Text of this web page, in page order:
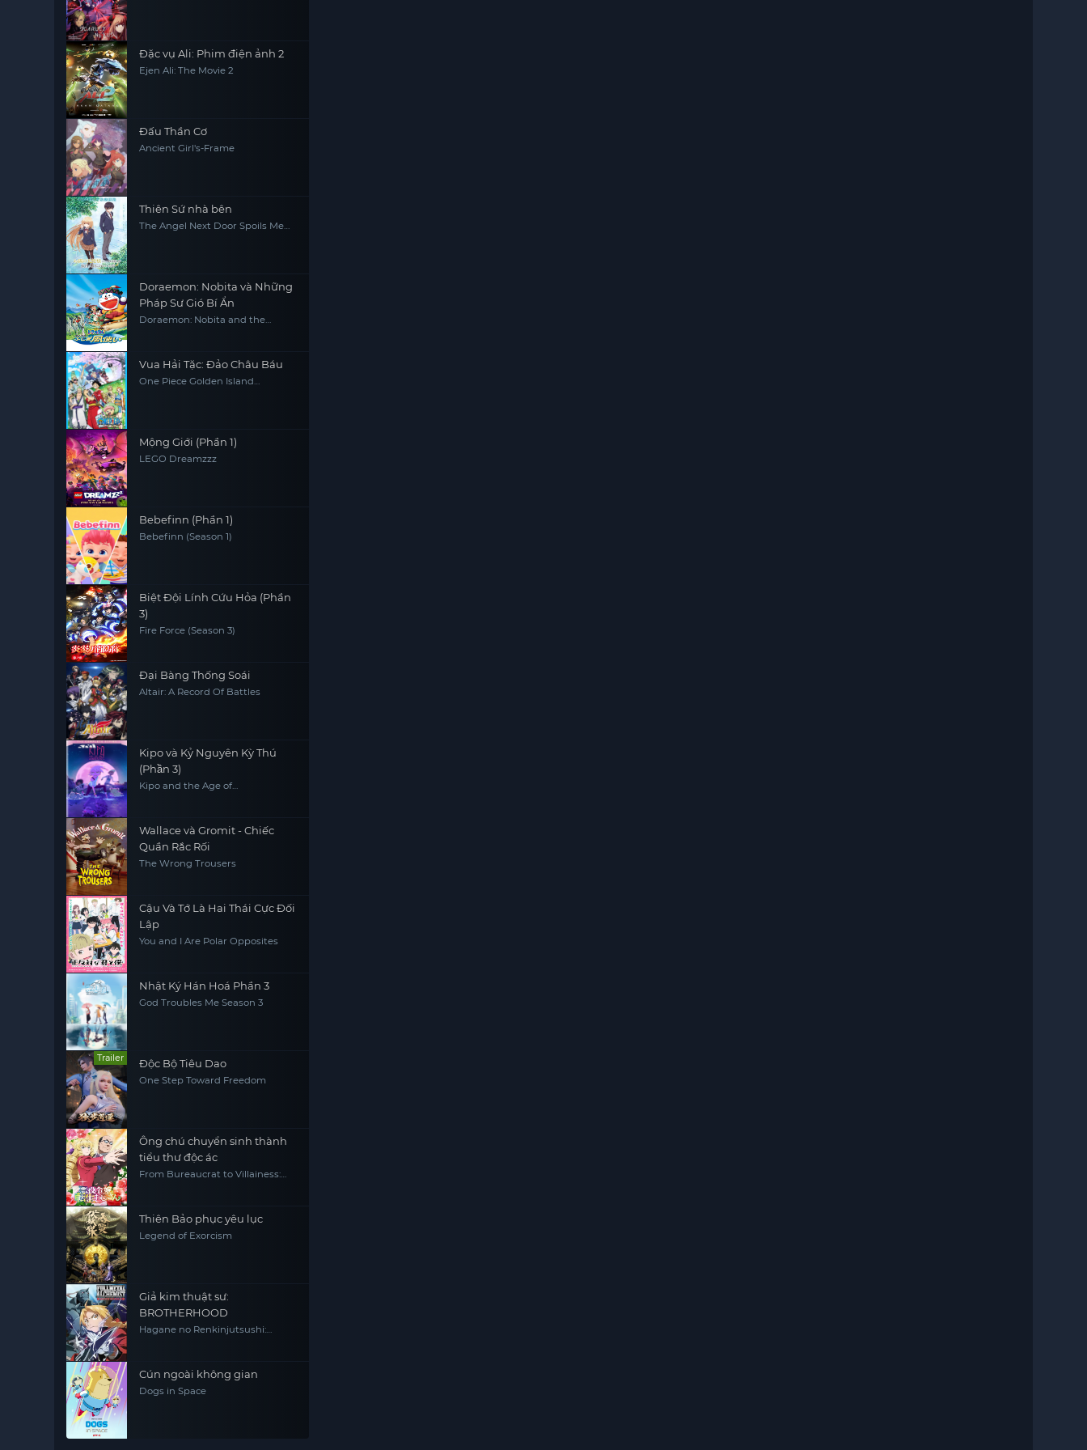
Đặc vụ Ali: Phim điện ảnh 2
Ejen Ali: The Movie 2
Đấu Thần Cơ
Ancient Girl's-Frame
Thiên Sứ nhà bên
The Angel Next Door Spoils Me
Doraemon: Nobita và Những
Pháp Sư Gió Bí Ẩn
Doraemon: Nobita and the
Vua Hải Tặc: Đảo Châu Báu
One Piece Golden Island
Mộng Giới (Phần 1)
LEGO Dreamzzz
Bebefinn (Phần 1)
Bebefinn (Season 1)
Biệt Đội Lính Cứu Hỏa (Phần
3)
Fire Force (Season 3)
Đại Bàng Thống Soái
Altair: A Record Of Battles
Kipo và Kỷ Nguyên Kỳ Thú
(Phần 3)
Kipo and the Age of
Wallace và Gromit - Chiếc
Quần Rắc Rối
The Wrong Trousers
Cậu Và Tớ Là Hai Thái Cực Đối
Lập
You and I Are Polar Opposites
Nhật Ký Hán Hoá Phần 3
God Troubles Me Season 3
Trailer Độc Bộ Tiêu Dao
One Step Toward Freedom
Ông chú chuyển sinh thành
tiểu thư độc ác
From Bureaucrat to Villainess:
Thiên Bảo phục yêu lục
Legend of Exorcism
Giả kim thuật sư:
BROTHERHOOD
Hagane no Renkinjutsushi:
Cún ngoài không gian
Dogs in Space